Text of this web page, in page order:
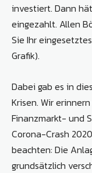
investiert. Dann
eingezahlt. Allen
Sie Ihr
Grafik).
Dabei gab es in
Krisen. Wir
Finanzmarkt- und
Corona-Crash
beachten: Die
grundsätzlich